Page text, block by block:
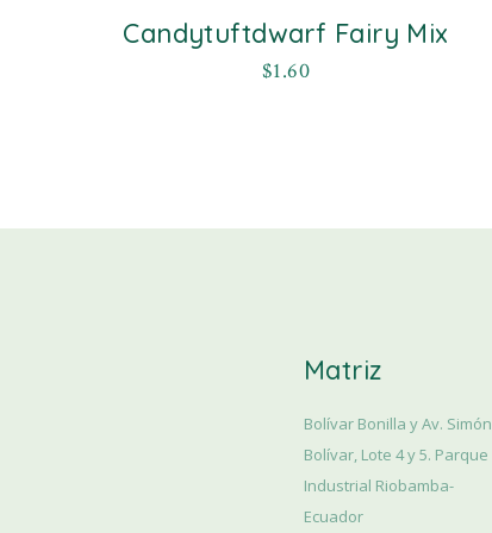
Candytuftdwarf Fairy Mix
$1.60
Matriz
Bolívar Bonilla y Av. Simón
Bolívar, Lote 4 y 5. Parque
Industrial Riobamba-
Ecuador